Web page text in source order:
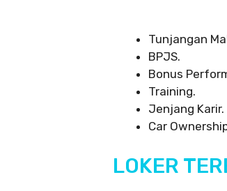
Tunjangan
BPJS.
Bonus
Training.
Jenjang Karir.
Car
LOKER